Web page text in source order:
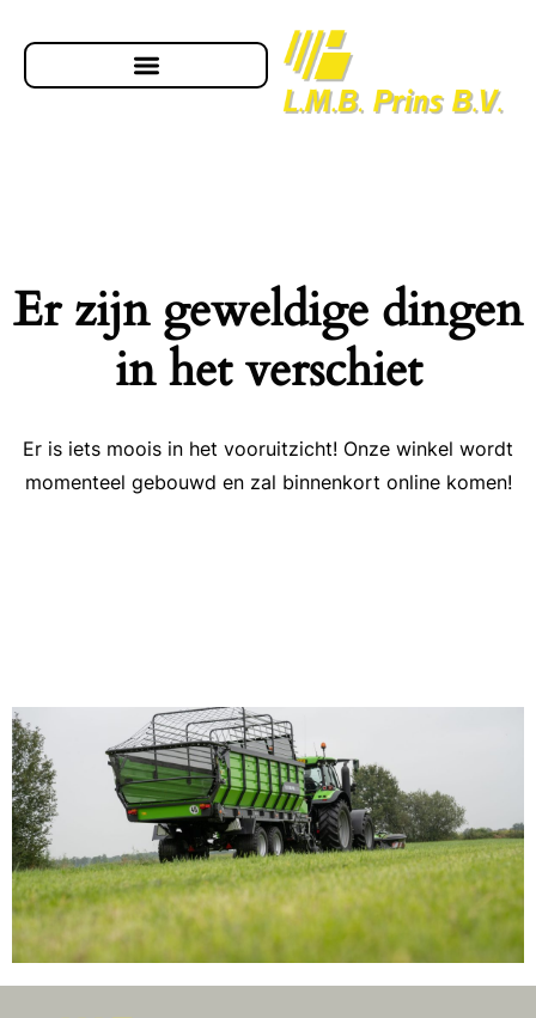
Er zijn geweldige dingen
in het verschiet
Er is iets moois in het vooruitzicht! Onze winkel wordt
momenteel gebouwd en zal binnenkort online komen!